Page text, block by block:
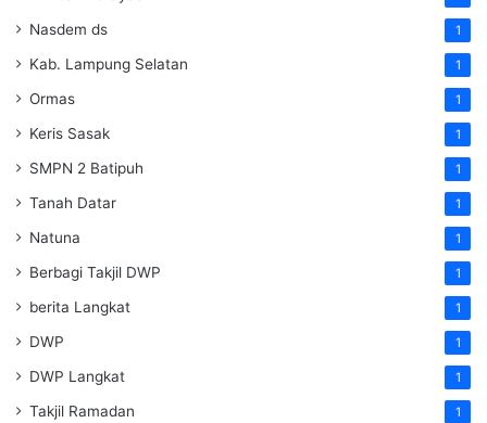
Nasdem ds 1
Kab. Lampung Selatan 1
Ormas 1
Keris Sasak 1
SMPN 2 Batipuh 1
Tanah Datar 1
Natuna 1
Berbagi Takjil DWP 1
berita Langkat 1
DWP 1
DWP Langkat 1
Takjil Ramadan 1